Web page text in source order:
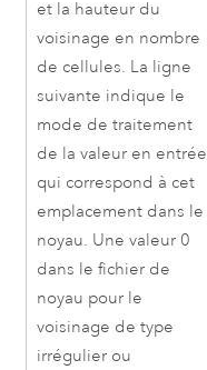
et la hauteur du
voisinage en nombre
de cellules. La ligne
suivante indique le
mode de traitement
de la valeur en entrée
qui correspond à cet
emplacement dans le
noyau. Une valeur 0
dans le fichier de
noyau pour le
voisinage de type
irrégulier ou